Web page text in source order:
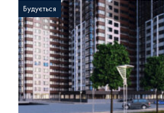
Будується